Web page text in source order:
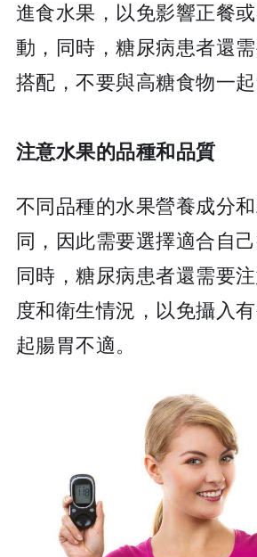
進食水果，以免影響正餐
動，同時，糖尿病患者還
搭配，不要與高糖食物一起
注意水果的品種和品質
不同品種的水果營養成分
同，因此需要選擇適合自
同時，糖尿病患者還需要
度和衛生情況，以免攝入有
起腸胃不適。